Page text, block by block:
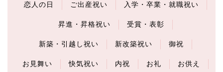
恋人の日 ご出産祝い 入学・卒業・就職祝い
昇進・昇格祝い 受賞・表彰
新築・引越し祝い 新改築祝い 御祝
お見舞い 快気祝い 内祝 お礼 お供え